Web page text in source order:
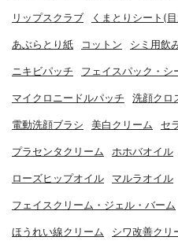
リップスクラブ くまとりシート(
あぶらとり紙 コットン シミ用飲
ニキビパッチ フェイスパック・シ
マイクロニードルパッチ 洗顔クロ
電動洗顔ブラシ 美白クリーム セ
プラセンタクリーム ホホバオイル
ローズヒップオイル マルラオイル
フェイスクリーム・ジェル・バーム
ほうれい線クリーム シワ改善クリ